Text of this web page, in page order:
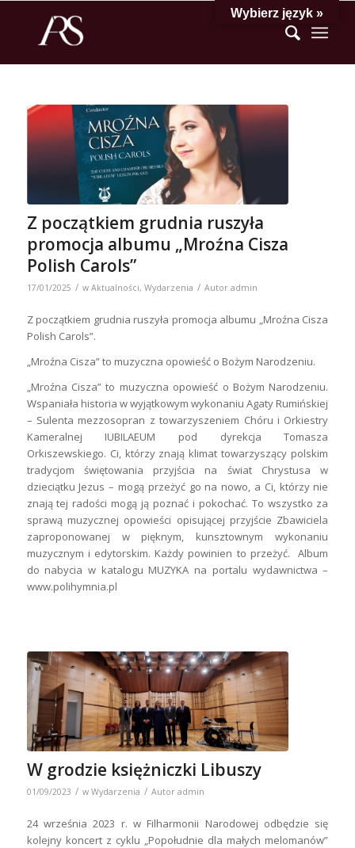
Z początkiem grudnia ruszyła
promocja albumu „Mroźna Cisza
Polish Carols”
17/01/2025 / w Aktualności, Wydarzenia / Autor admin
Z początkiem grudnia ruszyła promocja albumu „Mroźna Cisza
Polish Carols”.
„Mroźna Cisza” to muzyczna opowieść o Bożym Narodzeniu.
„Mroźna Cisza” to muzyczna opowieść o Bożym Narodzeniu.
Wspaniała historia w wyjątkowym wykonaniu Agaty Rumińskiej
– Sulenta mezzosopran z towarzyszeniem Chóru i Orkiestry
Kameralnej IUBILAEUM pod dyrekcja Tomasza
Orkiszewskiego. Ci, którzy znają klimat towarzyszący polskim
tradycjom świętowania przyjścia na świat Chrystusa w
dzieciątku Jezus – mogą przeżyć go na nowo, a Ci, którzy nie
znają tej radości mogą ją poznać i pokochać. To wszystko za
sprawą muzycznej opowieści opisującej przyjście Zbawiciela
zaproponowanej w pięknym, kunsztownym wykonaniu
muzycznym i edytorskim. Każdy powinien to przeżyć. Album
do nabycia w katalogu MUZYKA na portalu wydawnictwa –
www.polihymnia.pl
W grodzie księżniczki Libuszy
01/09/2023 / w Wydarzenia / Autor admin
24 września 2023 r. w Filharmonii Narodowej odbędzie się
kolejny koncert z cyklu „Popołudnie dla małych melomanów”
Wybierz język »